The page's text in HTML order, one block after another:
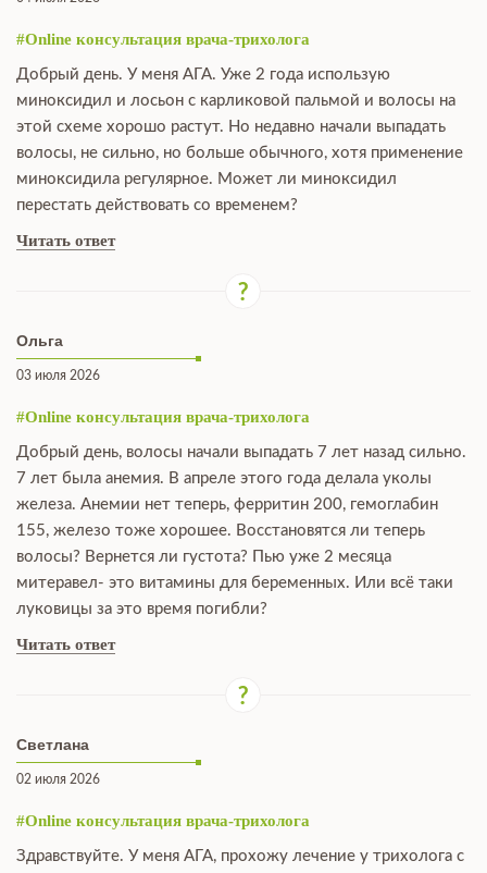
#Online консультация врача-трихолога
Добрый день. У меня АГА. Уже 2 года использую
миноксидил и лосьон с карликовой пальмой и волосы на
этой схеме хорошо растут. Но недавно начали выпадать
волосы, не сильно, но больше обычного, хотя применение
миноксидила регулярное. Может ли миноксидил
перестать действовать со временем?
Читать ответ
Ольга
03 июля 2026
#Online консультация врача-трихолога
Добрый день, волосы начали выпадать 7 лет назад сильно.
7 лет была анемия. В апреле этого года делала уколы
железа. Анемии нет теперь, ферритин 200, гемоглабин
155, железо тоже хорошее. Восстановятся ли теперь
волосы? Вернется ли густота? Пью уже 2 месяца
митеравел- это витамины для беременных. Или всё таки
луковицы за это время погибли?
Читать ответ
Светлана
02 июля 2026
#Online консультация врача-трихолога
Здравствуйте. У меня АГА, прохожу лечение у трихолога с